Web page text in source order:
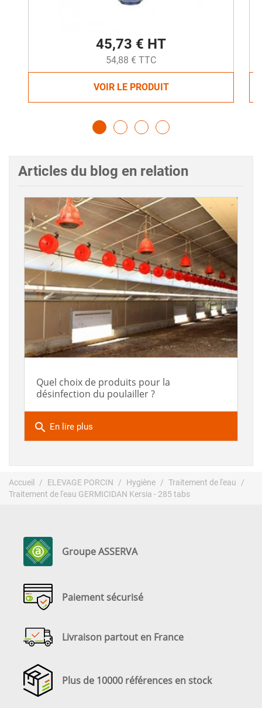
45,73 € HT
54,88 € TTC
VOIR LE PRODUIT
Articles du blog en relation
Quel choix de produits pour la
désinfection du poulailler ?
search En lire plus
Accueil ELEVAGE PORCIN Hygiène
Traitement de l'eau
Traitement de l'eau GERMICIDAN Kersia - 285 tabs
Groupe ASSERVA
Paiement sécurisé
Livraison partout en France
Plus de 10000 références en stock